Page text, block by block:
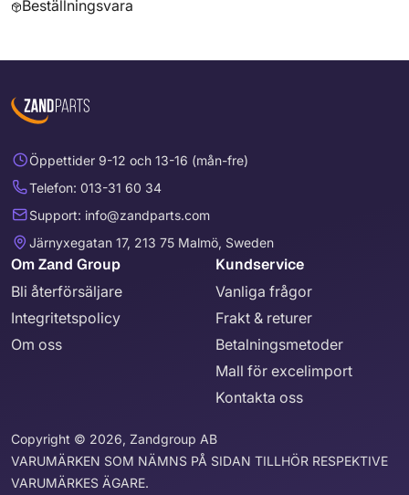
Beställningsvara
Öppettider 9-12 och 13-16 (mån-fre)
Telefon: 013-31 60 34
Support: info@zandparts.com
Järnyxegatan 17, 213 75 Malmö, Sweden
Om Zand Group
Bli återförsäljare
Integritetspolicy
Om oss
Kundservice
Vanliga frågor
Frakt & returer
Betalningsmetoder
Mall för excelimport
Kontakta oss
Copyright © 2026, Zandgroup AB
VARUMÄRKEN SOM NÄMNS PÅ SIDAN TILLHÖR RESPEKTIVE
VARUMÄRKES ÄGARE.